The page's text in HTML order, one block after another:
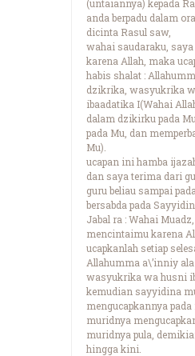
(untaiannya) kepada
anda berpadu dalam
dicinta Rasul saw,
wahai saudaraku,
karena Allah, maka
habis shalat :
dzikrika, wasyukrika
ibaadatika I(Wahai
dalam dzikirku pada
pada Mu, dan
Mu).
ucapan ini hamba
dan saya terima dari
guru beliau sampai
bersabda pada
Jabal ra : Wahai
mencintaimu karena
ucapkanlah setiap
Allahumma a\’inniy
wasyukrika wa husni
kemudian sayyidina
mengucapkannya
muridnya
muridnya pula,
hingga kini.